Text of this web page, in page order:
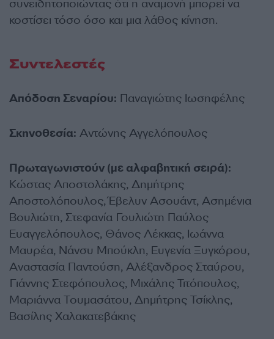
συνειδητοποιώντας ότι η αναμονή μπορεί να
κοστίσει τόσο όσο και μια λάθος κίνηση.
Συντελεστές
Απόδοση Σεναρίου: Παναγιώτης Ιωσηφέλης
Σκηνοθεσία: Αντώνης Αγγελόπουλος
Πρωταγωνιστούν (με αλφαβητική σειρά):
Κώστας Αποστολάκης, Δημήτρης
Αποστολόπουλος, Έβελυν Ασουάντ, Ασημένια
Βουλιώτη, Στεφανία Γουλιώτη Παύλος
Ευαγγελόπουλος, Θάνος Λέκκας, Ιωάννα
Μαυρέα, Νάνσυ Μπούκλη, Ευγενία Ξυγκόρου,
Αναστασία Παντούση, Αλέξανδρος Σταύρου,
Γιάννης Στεφόπουλος, Μιχάλης Τιτόπουλος,
Μαριάννα Τουμασάτου, Δημήτρης Τσίκλης,
Βασίλης Χαλακατεβάκης